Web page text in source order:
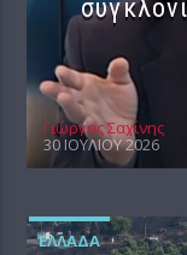
Γιώργος Σαχίνης
30 ΙΟΥΛΊΟΥ 2026
ΕΛΛΆΔΑ